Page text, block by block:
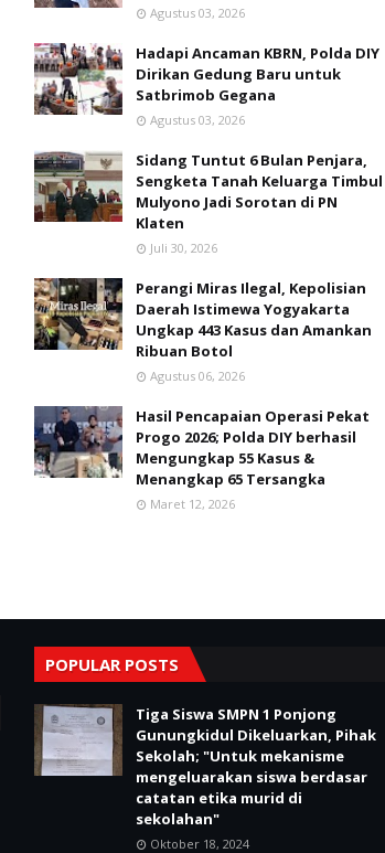
Agustus 03, 2026
Hadapi Ancaman KBRN, Polda DIY
Dirikan Gedung Baru untuk
Satbrimob Gegana
Agustus 03, 2026
Sidang Tuntut 6 Bulan Penjara,
Sengketa Tanah Keluarga Timbul
Mulyono Jadi Sorotan di PN
Klaten
Juli 30, 2026
Perangi Miras Ilegal, Kepolisian
Daerah Istimewa Yogyakarta
Ungkap 443 Kasus dan Amankan
Ribuan Botol
Agustus 06, 2026
Hasil Pencapaian Operasi Pekat
Progo 2026; Polda DIY berhasil
Mengungkap 55 Kasus &
Menangkap 65 Tersangka
Maret 12, 2026
POPULAR POSTS
Tiga Siswa SMPN 1 Ponjong
Gunungkidul Dikeluarkan, Pihak
Sekolah; "Untuk mekanisme
mengeluarakan siswa berdasar
catatan etika murid di
sekolahan"
Oktober 18, 2024